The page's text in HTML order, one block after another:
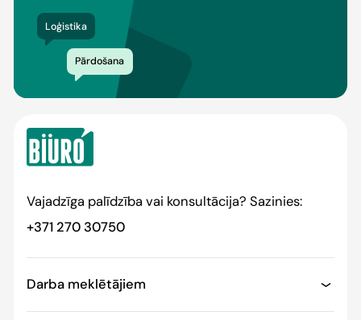
Loģistika
Pārdošana
Vajadzīga palīdzība vai konsultācija? Sazinies:
+371 270 30750
Darba meklētājiem